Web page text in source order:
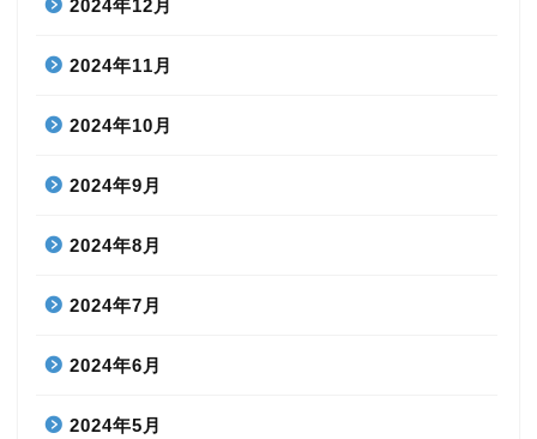
2024年12月
2024年11月
2024年10月
2024年9月
2024年8月
2024年7月
2024年6月
2024年5月